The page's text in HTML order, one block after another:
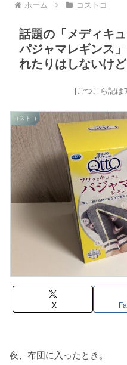
ホーム コストコ
話題の「メディキ
パジャマレギンス
れたりはしないけ
[ごつこら記は
コストコ
X
夜、布団に入ったとき。